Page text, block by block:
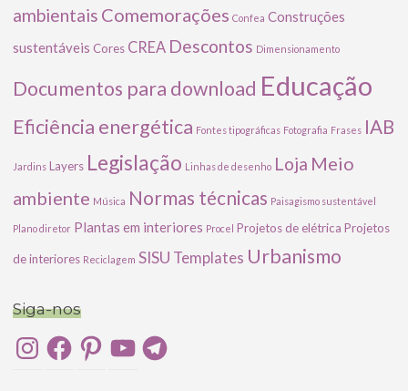
ambientais Comemorações Confea Construções
sustentáveis Cores CREA Descontos Dimensionamento
Documentos para download Educação
Eficiência energética Fontes tipográficas Fotografia Frases IAB
Jardins Layers Legislação Linhas de desenho Loja Meio
ambiente Música Normas técnicas Paisagismo sustentável
Plano diretor Plantas em interiores Procel Projetos de elétrica Projetos
de interiores Reciclagem SISU Templates Urbanismo
Siga-nos
InstagramFacebookPinterestYouTubeTelegram